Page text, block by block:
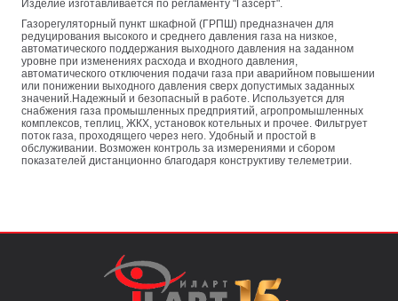
Изделие изготавливается по регламенту "Газсерт".
Газорегуляторный пункт шкафной (ГРПШ) предназначен для
редуцирования высокого и среднего давления газа на низкое,
автоматического поддержания выходного давления на заданном
уровне при изменениях расхода и входного давления,
автоматического отключения подачи газа при аварийном повышении
или понижении выходного давления сверх допустимых заданных
значений.Надежный и безопасный в работе. Используется для
снабжения газа промышленных предприятий, агропромышленных
комплексов, теплиц, ЖКХ, установок котельных и прочее. Фильтрует
поток газа, проходящего через него. Удобный и простой в
обслуживании. Возможен контроль за измерениями и сбором
показателей дистанционно благодаря конструктиву телеметрии.